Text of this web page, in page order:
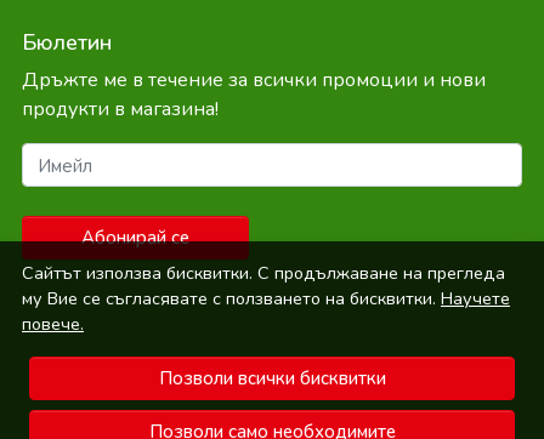
Сайтът използва бисквитки. С продължаване на прегледа
му Вие се съгласявате с ползването на бисквитки. Научете
повече.
Позволи всички бисквитки
Позволи само необходимите
Бюлетин
Дръжте ме в течение за всички промоции и нови
продукти в магазина!
Имейл
Абонирай се
© Bepure.bg 2026